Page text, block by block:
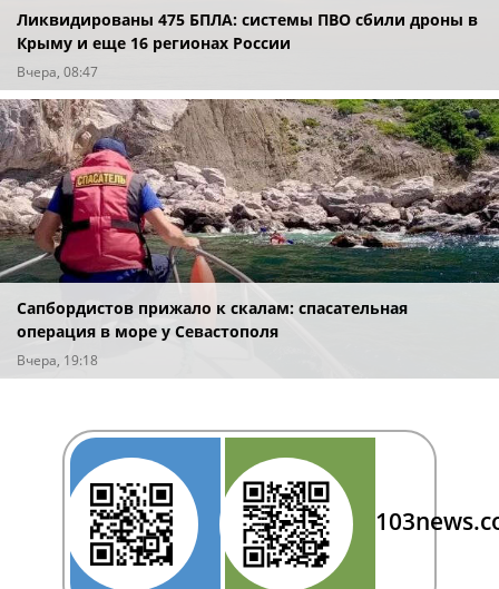
Ликвидированы 475 БПЛА: системы ПВО сбили дроны в
Крыму и еще 16 регионах России
Вчера, 08:47
Сапбордистов прижало к скалам: спасательная
операция в море у Севастополя
Вчера, 19:18